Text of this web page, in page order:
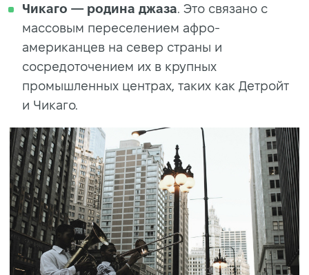
Чикаго — родина джаза. Это связано с
массовым переселением афро-
американцев на север страны и
сосредоточением их в крупных
промышленных центрах, таких как Детройт
и Чикаго.